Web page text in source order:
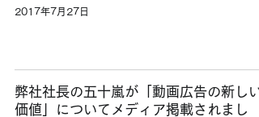
2017年7月27日
弊社社長の五十嵐が「動画広告の新しい
価値」についてメディア掲載されまし